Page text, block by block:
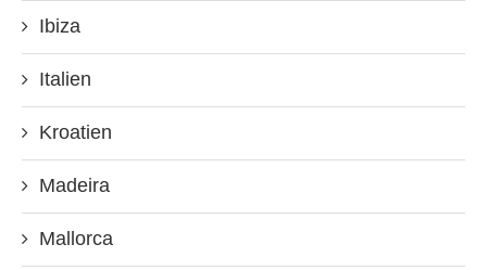
Ibiza
Italien
Kroatien
Madeira
Mallorca